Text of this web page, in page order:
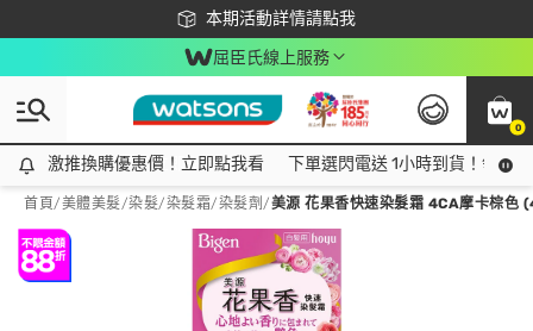
本期活動詳情請點我
下載app最高回饋$350
屈臣氏線上服務
0
激推換購優惠價！立即點我看
激推換購優惠價！立即點我看 下單選閃電送 1小時到貨！領神
首頁/美體美髮/染髮/染髮霜/染髮劑 /美源 花果香快速染髮霜 4CA摩卡棕色